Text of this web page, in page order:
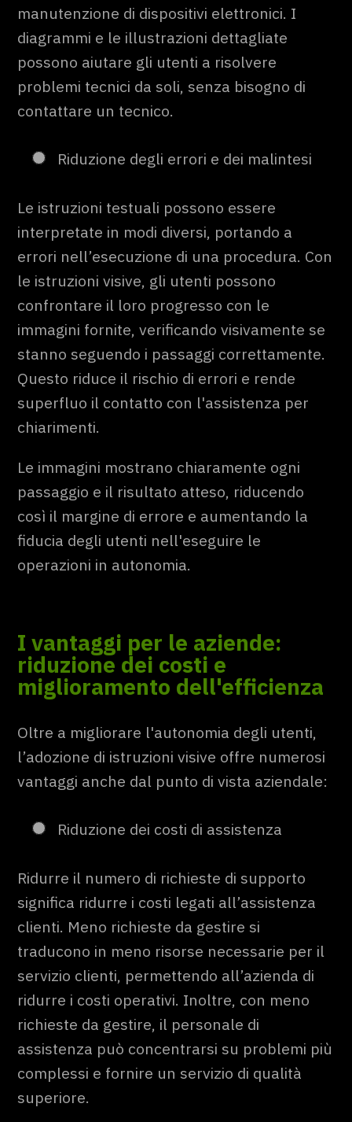
manutenzione di dispositivi elettronici. I
diagrammi e le illustrazioni dettagliate
possono aiutare gli utenti a risolvere
problemi tecnici da soli, senza bisogno di
contattare un tecnico.
Riduzione degli errori e dei malintesi
Le istruzioni testuali possono essere
interpretate in modi diversi, portando a
errori nell’esecuzione di una procedura. Con
le istruzioni visive, gli utenti possono
confrontare il loro progresso con le
immagini fornite, verificando visivamente se
stanno seguendo i passaggi correttamente.
Questo riduce il rischio di errori e rende
superfluo il contatto con l'assistenza per
chiarimenti.
Le immagini mostrano chiaramente ogni
passaggio e il risultato atteso, riducendo
così il margine di errore e aumentando la
fiducia degli utenti nell'eseguire le
operazioni in autonomia.
I vantaggi per le aziende:
riduzione dei costi e
miglioramento dell'efficienza
Oltre a migliorare l'autonomia degli utenti,
l’adozione di istruzioni visive offre numerosi
vantaggi anche dal punto di vista aziendale:
Riduzione dei costi di assistenza
Ridurre il numero di richieste di supporto
significa ridurre i costi legati all’assistenza
clienti. Meno richieste da gestire si
traducono in meno risorse necessarie per il
servizio clienti, permettendo all’azienda di
ridurre i costi operativi. Inoltre, con meno
richieste da gestire, il personale di
assistenza può concentrarsi su problemi più
complessi e fornire un servizio di qualità
superiore.